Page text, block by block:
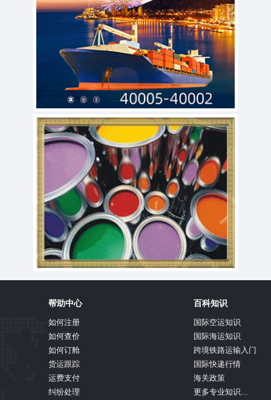
帮助中心
如何注册
如何查价
如何订舱
货运跟踪
运费支付
纠纷处理
百科知识
国际空运知识
国际海运知识
跨境铁路运输入门
国际快递行情
海关政策
更多专业知识...